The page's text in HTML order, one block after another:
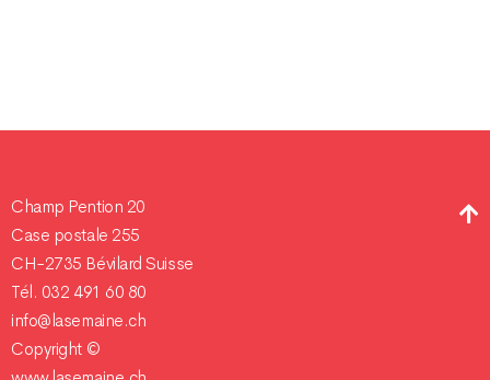
Champ Pention 20
Case postale 255
CH-2735 Bévilard Suisse
Tél. 032 491 60 80
info@lasemaine.ch
Copyright ©